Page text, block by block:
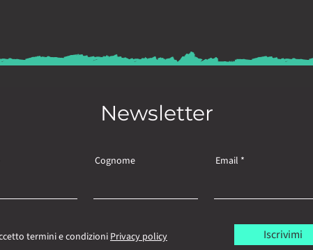
Newsletter
Cognome
termini e condizioniPrivacy policy
Email
Iscrivimi